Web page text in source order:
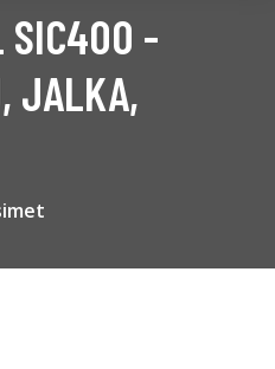
SIC400 -
JALKA,